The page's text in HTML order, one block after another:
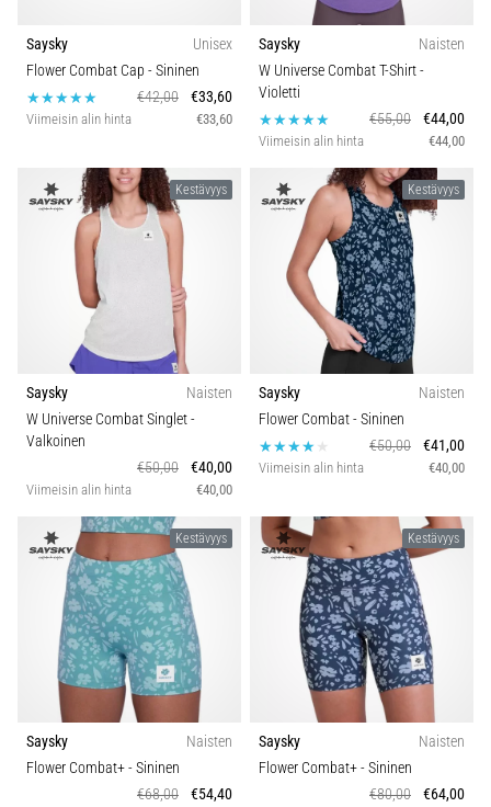
Saysky
Unisex
Flower Combat Cap - Sininen
€42,00
€33,60
Viimeisin alin hinta €33,60
Saysky
Naisten
W Universe Combat T-Shirt-
Violetti
€55,00
€44,00
Viimeisin alin hinta €44,00
Kestävyys
Saysky
Naisten
W Universe Combat Singlet-
Valkoinen
€50,00
€40,00
Viimeisin alin hinta €40,00
Kestävyys
Saysky
Naisten
Flower Combat- Sininen
€50,00
€41,00
Viimeisin alin hinta €40,00
Kestävyys
Saysky
Naisten
Flower Combat+- Sininen
€68,00
€54,40
Kestävyys
Saysky
Naisten
Flower Combat+- Sininen
€80,00
€64,00